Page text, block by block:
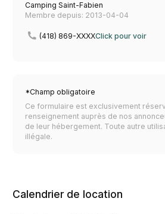
Camping Saint-Fabien
Membre depuis: 2013-04-04
(418) 869-XXXXClick pour voir
*Champ obligatoire
Ce formulaire est exclusivement
renseignement auprès de nos
de leur hébergement. Toute autre
illégale.
Calendrier de location